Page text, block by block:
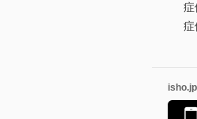
症
症